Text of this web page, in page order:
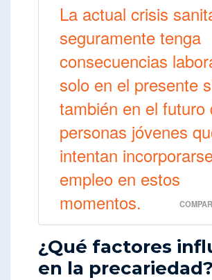
La actual crisis
seguramente tenga
consecuencias
solo en el presente
también en el futuro
personas jóvenes
intentan
empleo en estos
momentos.
¿Qué factores
en la precariedad?